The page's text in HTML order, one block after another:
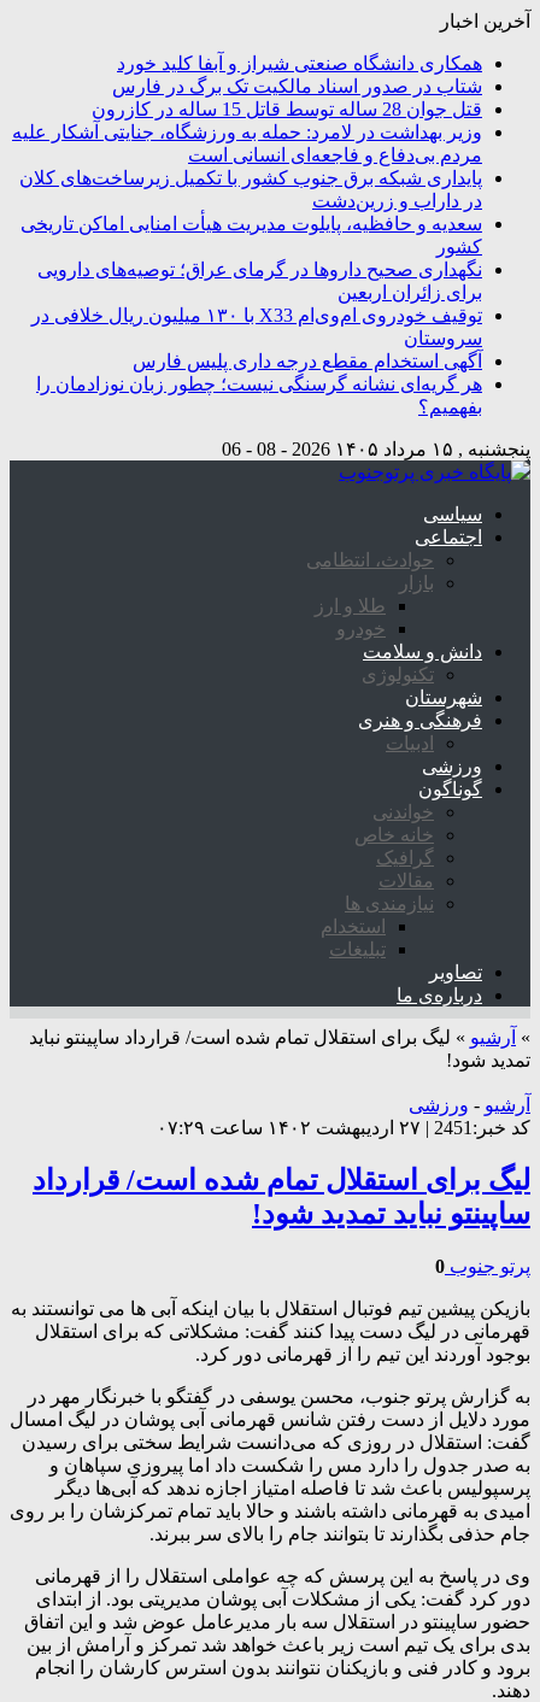
آخرین اخبار
همکاری دانشگاه صنعتی شیراز و آبفا کلید خورد
شتاب در صدور اسناد مالکیت تک برگ در فارس
قتل جوان 28 ساله توسط قاتل 15 ساله در کازرون
وزیر بهداشت در لامرد: حمله به ورزشگاه، جنایتی آشکار علیه
مردم بی‌دفاع و فاجعه‌ای انسانی است
پایداری شبکه برق جنوب کشور با تکمیل زیرساخت‌های کلان
در داراب و زرین‌دشت
سعدیه و حافظیه، پایلوت مدیریت هیأت امنایی اماکن تاریخی
کشور
نگهداری صحیح داروها در گرمای عراق؛ توصیه‌های دارویی
برای زائران اربعین
توقیف خودروی ام‌وی‌ام X33 با ۱۳۰ میلیون ریال خلافی در
سروستان
آگهی استخدام مقطع درجه داری پلیس فارس
هر گریه‌ای نشانه گرسنگی نیست؛ چطور زبان نوزادمان را
بفهمیم؟
پنجشنبه , ۱۵ مرداد ۱۴۰۵ 2026 - 08 - 06
سیاسی
اجتماعی
حوادث، انتظامی
بازار
طلا و ارز
خودرو
دانش و سلامت
تکنولوژی
شهرستان
فرهنگی و هنری
ادبیات
ورزشی
گوناگون
خواندنی
خانه خاص
گرافیک
مقالات
نیازمندی ها
استخدام
تبلیغات
تصاویر
درباره‌ی ما
» آرشیو » لیگ برای استقلال تمام شده است/ قرارداد ساپینتو نباید
تمدید شود!
آرشیو - ورزشی
کد خبر:2451 | ۲۷ اردیبهشت ۱۴۰۲ ساعت ۰۷:۲۹
لیگ برای استقلال تمام شده است/ قرارداد
ساپینتو نباید تمدید شود!
پرتو جنوب 0
بازیکن پیشین تیم فوتبال استقلال با بیان اینکه آبی ها می توانستند به
قهرمانی در لیگ دست پیدا کنند گفت: مشکلاتی که برای استقلال
بوجود آوردند این تیم را از قهرمانی دور کرد.
به گزارش پرتو جنوب، محسن یوسفی در گفتگو با خبرنگار مهر در
مورد دلایل از دست رفتن شانس قهرمانی آبی پوشان در لیگ امسال
گفت: استقلال در روزی که می‌دانست شرایط سختی برای رسیدن
به صدر جدول را دارد مس را شکست داد اما پیروزی سپاهان و
پرسپولیس باعث شد تا فاصله امتیاز اجازه ندهد که آبی‌ها دیگر
امیدی به قهرمانی داشته باشند و حالا باید تمام تمرکزشان را بر روی
جام حذفی بگذارند تا بتوانند جام را بالای سر ببرند.
وی در پاسخ به این پرسش که چه عواملی استقلال را از قهرمانی
دور کرد گفت: یکی از مشکلات آبی پوشان مدیریتی بود. از ابتدای
حضور ساپینتو در استقلال سه بار مدیرعامل عوض شد و این اتفاق
بدی برای یک تیم است زیر باعث خواهد شد تمرکز و آرامش از بین
برود و کادر فنی و بازیکنان نتوانند بدون استرس کارشان را انجام
دهند.